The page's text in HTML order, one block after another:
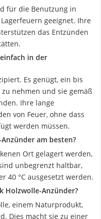
für die Benutzung in
geeignet. Ihre
das Entzünden
in der
Es genügt, ein bis
nehmen und sie gemäß
Ihre lange
von Feuer, ohne dass
werden müssen.
am besten?
Ort gelagert werden,
unbegrenzt haltbar,
40 °C ausgesetzt werden.
Holzwolle-Anzünder?
einem Naturprodukt,
Dies macht sie zu einer